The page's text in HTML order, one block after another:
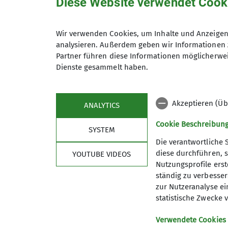
Maximale Teilnehmeranzahl
Unser
Mitglied
Wir verwenden Cookies, um Inhalte und
analysieren. Außerdem geben wir
Partner führen diese Informationen
Dienste gesammelt haben.
ANALYTICS
SYSTEM
YOUTUBE VIDEOS
Akzeptieren
Cookie
Die verantwortliche
diese durchführen,
Nutzungsprofile
ständig zu
zur Nutzeranalyse
statistische Zwecke
Verwendete Cookies